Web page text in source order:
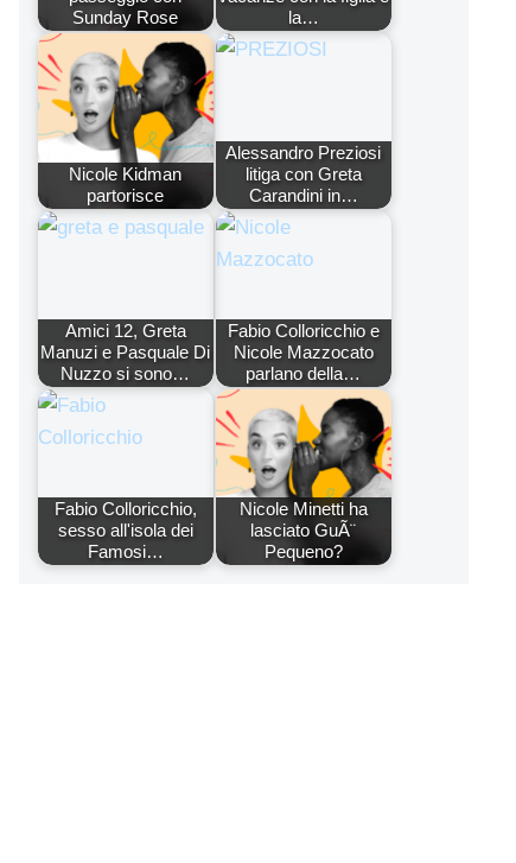
Sunday Rose
la…
Nicole Kidman
partorisce
Alessandro Preziosi
litiga con Greta
Carandini in…
Amici 12, Greta
Manuzi e Pasquale Di
Nuzzo si sono…
Fabio Colloricchio e
Nicole Mazzocato
parlano della…
Fabio Colloricchio,
sesso all'isola dei
Famosi…
Nicole Minetti ha
lasciato GuÃ¨
Pequeno?